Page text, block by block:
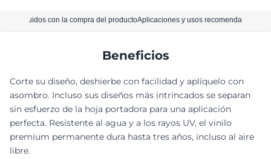
incluidos con la compra del productoAplicaciones y usos recomendados del
Beneficios
Corte su diseño, deshierbe con facilidad y aplíquelo con
asombro. Incluso sus diseños más intrincados se separan
sin esfuerzo de la hoja portadora para una aplicación
perfecta. Resistente al agua y a los rayos UV, el vinilo
premium permanente dura hasta tres años, incluso al aire
libre.